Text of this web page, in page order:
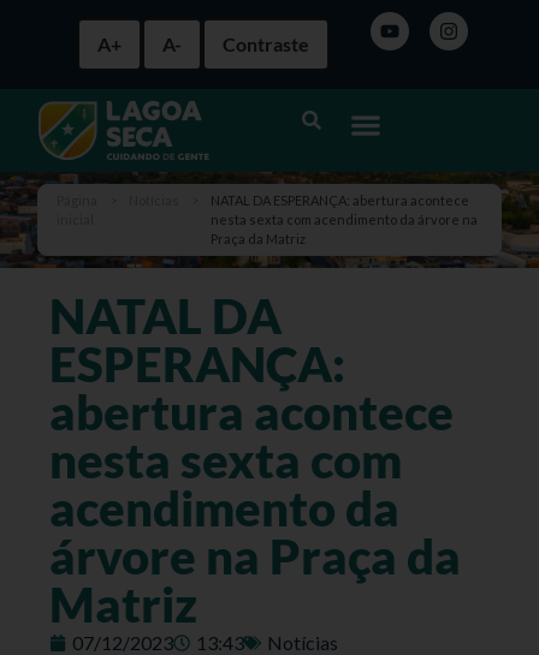
A+ A- Contraste
NATAL DA ESPERANÇA: abertura acontece
nesta sexta com acendimento da árvore na
Praça da Matriz
NATAL DA
ESPERANÇA:
abertura acontece
nesta sexta com
acendimento da
árvore na Praça da
Matriz
07/12/2023 13:43 Notícias